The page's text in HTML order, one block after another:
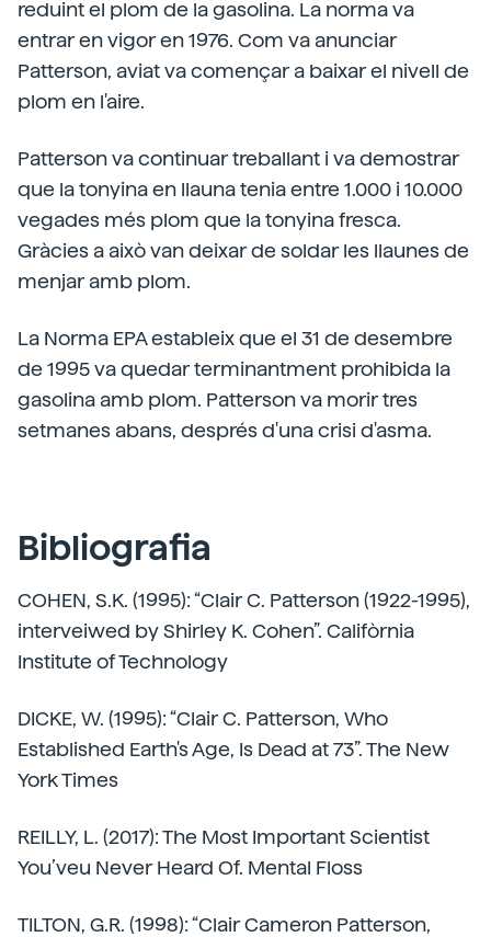
reduint el plom de la gasolina. La norma va
entrar en vigor en 1976. Com va anunciar
Patterson, aviat va començar a baixar el nivell de
plom en l'aire.
Patterson va continuar treballant i va demostrar
que la tonyina en llauna tenia entre 1.000 i 10.000
vegades més plom que la tonyina fresca.
Gràcies a això van deixar de soldar les llaunes de
menjar amb plom.
La Norma EPA estableix que el 31 de desembre
de 1995 va quedar terminantment prohibida la
gasolina amb plom. Patterson va morir tres
setmanes abans, després d'una crisi d'asma.
Bibliografia
COHEN, S.K. (1995): “Clair C. Patterson (1922-1995),
interveiwed by Shirley K. Cohen”. Califòrnia
Institute of Technology
DICKE, W. (1995): “Clair C. Patterson, Who
Established Earth's Age, Is Dead at 73”. The New
York Times
REILLY, L. (2017): The Most Important Scientist
You’veu Never Heard Of. Mental Floss
TILTON, G.R. (1998): “Clair Cameron Patterson,